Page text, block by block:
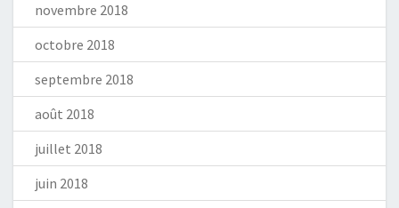
novembre 2018
octobre 2018
septembre 2018
août 2018
juillet 2018
juin 2018